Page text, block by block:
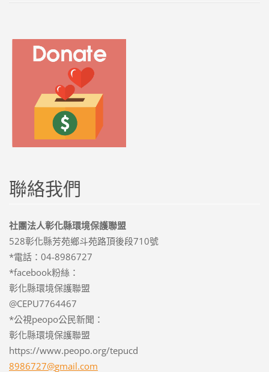
聯絡我們
社團法人彰化縣環境保護聯盟
528彰化縣芳苑鄉斗苑路頂後段710號
*電話：04-8986727
*facebook粉絲：
彰化縣環境保護聯盟
@CEPU7764467
*公視peopo公民新聞：
彰化縣環境保護聯盟
https://www.peopo.org/tepucd
8986727@gmail.com